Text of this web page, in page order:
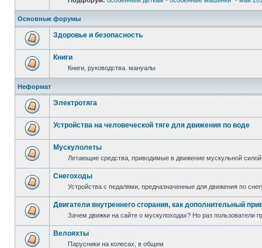
Основные форумы
Здоровье и безопасность
Книги
Книги, руководства. мануалы
Неформат
Электротяга
Устройства на человеческой тяге для движения по воде
Мускулолеты
Летающие средства, приводимые в движение мускульной силой
Снегоходы
Устройства с педалями, предназначенные для движения по
Двигатели внутреннего сгорания, как дополнительный
Зачем движки на сайте о мускулоходах? Но раз пользователи
Велояхты
Парусники на колесах, в общем